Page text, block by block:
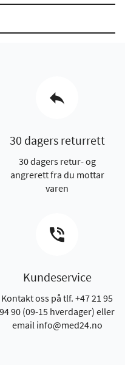
30 dagers returrett
30 dagers retur- og
angrerett fra du mottar
varen
Kundeservice
Kontakt oss på tlf. +47 21 95
94 90 (09-15 hverdager) eller
email info@med24.no